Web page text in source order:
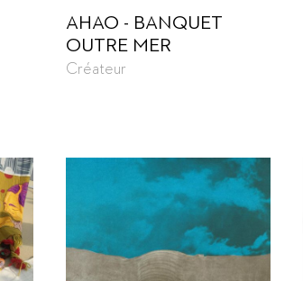
AHAO - BANQUET
OUTRE MER
Créateur